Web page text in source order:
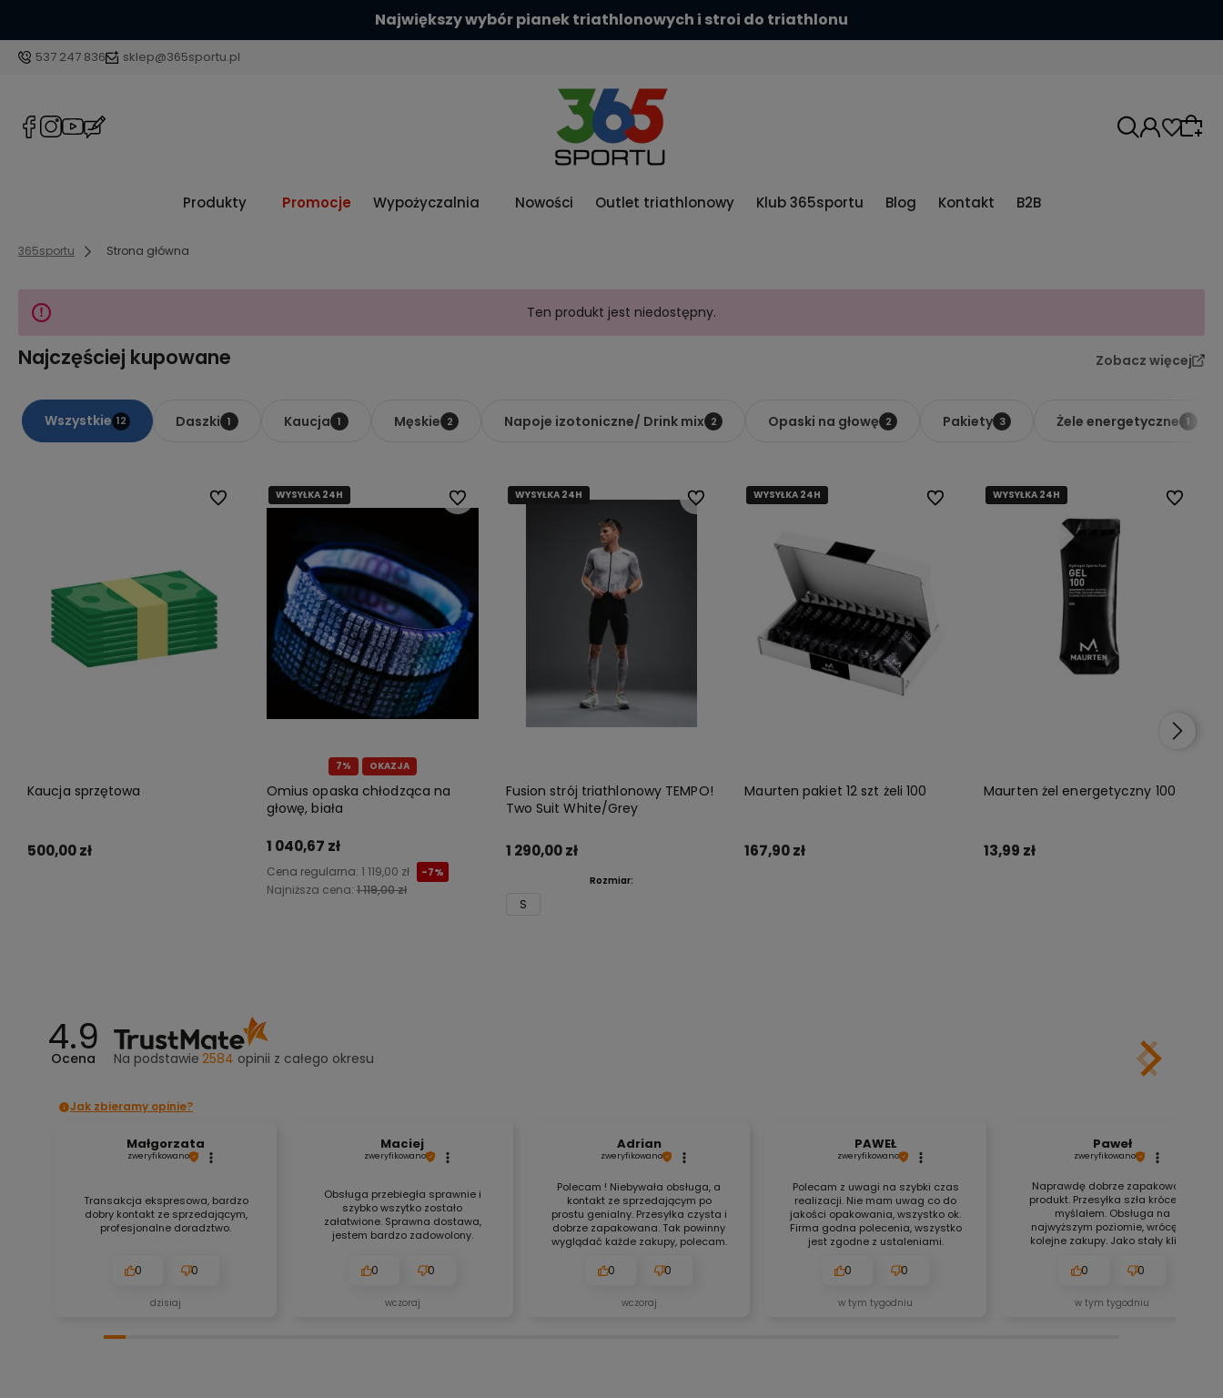
Największy wybór pianek triathlonowych i stroi do triathlonu
537 247 836 sklep@365sportu.pl
Produkty Promocje Wypożyczalnia Nowości Outlet triathlonowy Klub 365sportu Blog Kontakt B2B
365sportu Strona główna
Ten produkt jest niedostępny.
Najczęściej kupowane Zobacz więcej
Wszystkie 12 Daszki 1 Kaucja 1 Męskie 2 Napoje izotoniczne/ Drink mix 2 Opaski na głowę 2 Pakiety 3 Żele energetyczne 1
Kaucja sprzętowa
500,00 zł
Do ulubionych
7% OKAZJA
WYSYŁKA 24H
WYSYŁKA 24H
Omius opaska chłodząca na
głowę, biała
1 040,67 zł
Cena regularna: 1 119,00 zł -7%
Najniższa cena: 1 119,00 zł
Do ulubionychWYSYŁKA 24H
WYSYŁKA 24H
Fusion strój triathlonowy TEMPO!
Two Suit White/Grey
1 290,00 zł
Rozmiar:
S
Do ulubionychWYSYŁKA 24H
WYSYŁKA 24H
Maurten pakiet 12 szt żeli 100
167,90 zł
Do ulubionychWYSYŁKA 24H
WYSYŁKA 24H
Maurten żel energetyczny 100
13,99 zł
Do
4.9
Ocena Na podstawie 2584 opinii z całego okresu
Jak zbieramy opinie?
Małgorzata
zweryfikowano
Transakcja ekspresowa, bardzo
dobry kontakt ze sprzedającym,
profesjonalne doradztwo.
0 0
dzisiaj
Maciej
zweryfikowano
Obsługa przebiegła sprawnie i
szybko wszytko zostało
załatwione. Sprawna dostawa,
jestem bardzo zadowolony.
0 0
wczoraj
Adrian
zweryfikowano
Polecam ! Niebywała obsługa, a
kontakt ze sprzedającym po
prostu genialny. Przesyłka czysta i
dobrze zapakowana. Tak powinny
wyglądać każde zakupy, polecam.
0 0
wczoraj
PAWEŁ
zweryfikowano
Polecam z uwagi na szybki czas
realizacji. Nie mam uwag co do
jakości opakowania, wszystko ok.
Firma godna polecenia, wszystko
jest zgodne z ustaleniami.
0 0
w tym tygodniu
Paweł
zweryfikowano
Naprawdę dobrze zapakowany
produkt. Przesyłka szła krócej niż
myślałem. Obsługa na
najwyższym poziomie, wrócę po
kolejne zakupy. Jako stały klient,
tym sklepie.
0 0
w tym tygodniu